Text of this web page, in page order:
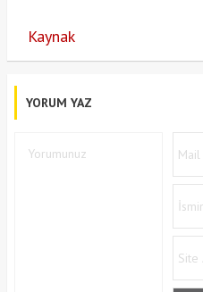
Kaynak
YORUM YAZ